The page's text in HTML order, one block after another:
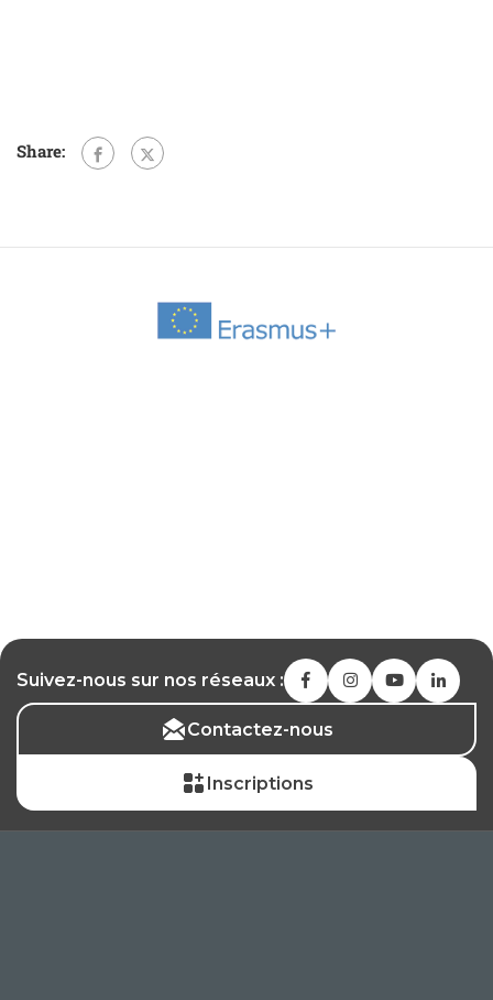
Share:
Suivez-nous sur nos réseaux :
Contactez-nous
Inscriptions